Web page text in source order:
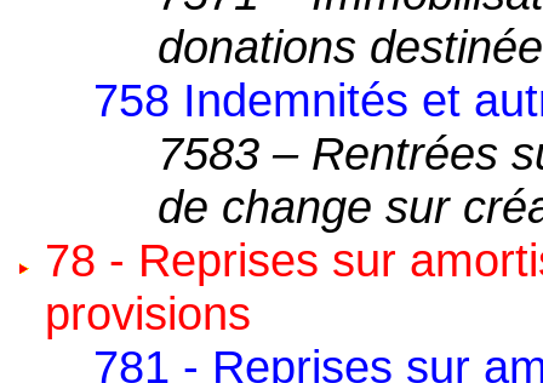
donations
758 Indemnités et
7583 – Rentrées
de change sur
78 - Reprises sur
provisions
781 - Reprises sur